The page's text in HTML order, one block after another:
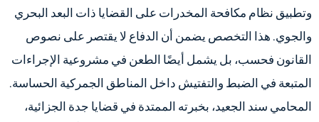
وتطبيق نظام مكافحة المخدرات على القضايا ذات البعد البحري
والجوي. هذا التخصص يضمن أن الدفاع لا يقتصر على نصوص
القانون فحسب، بل يشمل أيضًا الطعن في مشروعية الإجراءات
المتبعة في الضبط والتفتيش داخل المناطق الجمركية الحساسة.
المحامي سند الجعيد، بخبرته الممتدة في قضايا جدة الجزائية،